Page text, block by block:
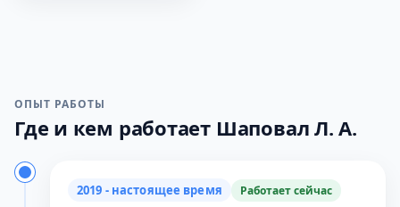
ОПЫТ РАБОТЫ
Где и кем работает Шаповал Л. А.
2019 - настоящее время Работает сейчас